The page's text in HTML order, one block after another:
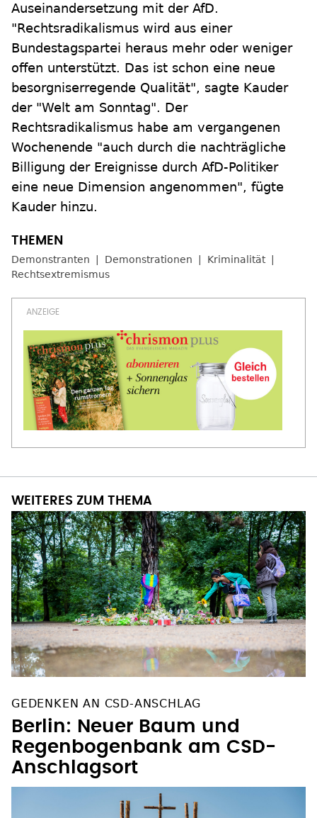
Auseinandersetzung mit der AfD.
"Rechtsradikalismus wird aus einer
Bundestagspartei heraus mehr oder weniger
offen unterstützt. Das ist schon eine neue
besorgniserregende Qualität", sagte Kauder
der "Welt am Sonntag". Der
Rechtsradikalismus habe am vergangenen
Wochenende "auch durch die nachträgliche
Billigung der Ereignisse durch AfD-Politiker
eine neue Dimension angenommen", fügte
Kauder hinzu.
Demonstranten Demonstrationen
Kriminalität
Rechtsextremismus
WEITERES ZUM THEMA
GEDENKEN AN CSD-ANSCHLAG
Berlin: Neuer Baum und
Regenbogenbank am CSD-
Anschlagsort